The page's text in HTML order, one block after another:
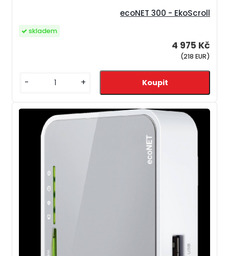
ecoNET 300 - EkoScroll
4 975 Kč
(218 EUR)
skladem
- +